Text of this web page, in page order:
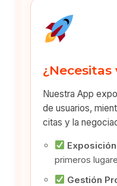
¿Necesitas
Nuestra App
de usuarios,
citas y la
primeros
Gestión